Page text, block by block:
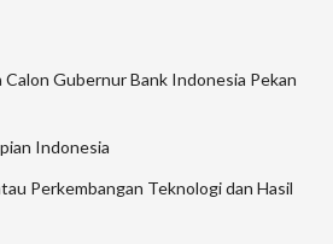
Calon Gubernur Bank Indonesia Pekan
Indonesia
Perkembangan Teknologi dan Hasil